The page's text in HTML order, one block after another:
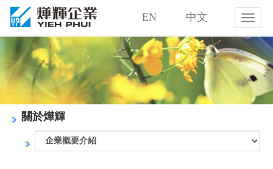
燁
輝
企
業
股
份
有
限
司
EN 中文
關於燁輝